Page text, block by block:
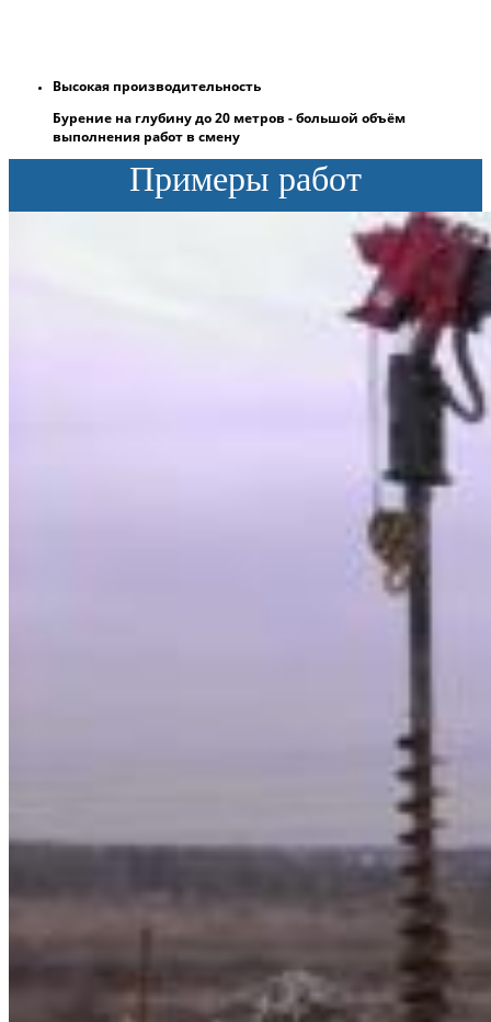
Высокая производительность
Бурение на глубину до 20 метров - большой объём
выполнения работ в смену
Примеры работ